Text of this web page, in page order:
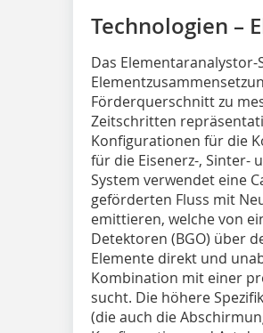
Technologien –
Das
Förderquerschnitt zu
Zeitschritten
Konfigurationen für die
für die Eisenerz-, Sinter-
System verwendet eine
geförderten Fluss mit
emittieren, welche von
Detektoren (BGO) über
Elemente direkt und
Kombination mit einer
sucht. Die höhere
(die auch die